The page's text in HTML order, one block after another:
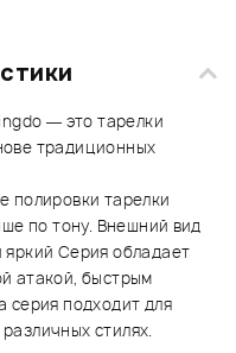
— это тарелки
традиционных
полировки тарелки
по тону. Внешний вид
яркий Серия обладает
атакой, быстрым
серия подходит для
стилях.